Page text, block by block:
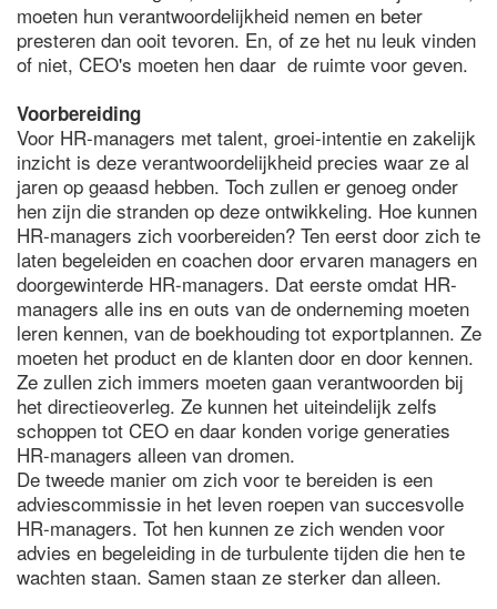
moeten hun verantwoordelijkheid nemen en beter
presteren dan ooit tevoren. En, of ze het nu leuk vinden
of niet, CEO's moeten hen daar de ruimte voor geven.
Voorbereiding
Voor HR-managers met talent, groei-intentie en zakelijk
inzicht is deze verantwoordelijkheid precies waar ze al
jaren op geaasd hebben. Toch zullen er genoeg onder
hen zijn die stranden op deze ontwikkeling. Hoe kunnen
HR-managers zich voorbereiden? Ten eerst door zich te
laten begeleiden en coachen door ervaren managers en
doorgewinterde HR-managers. Dat eerste omdat HR-
managers alle ins en outs van de onderneming moeten
leren kennen, van de boekhouding tot exportplannen. Ze
moeten het product en de klanten door en door kennen.
Ze zullen zich immers moeten gaan verantwoorden bij
het directieoverleg. Ze kunnen het uiteindelijk zelfs
schoppen tot CEO en daar konden vorige generaties
HR-managers alleen van dromen.
De tweede manier om zich voor te bereiden is een
adviescommissie in het leven roepen van succesvolle
HR-managers. Tot hen kunnen ze zich wenden voor
advies en begeleiding in de turbulente tijden die hen te
wachten staan. Samen staan ze sterker dan alleen.